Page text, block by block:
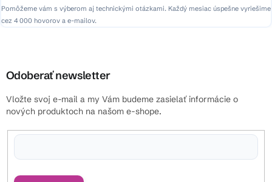
Pomôžeme vám s výberom aj technickými otázkami. Každý mesiac úspešne vyriešime
cez 4 000 hovorov a e-mailov.
Odoberať newsletter
Vložte svoj e-mail a my Vám budeme zasielať informácie o
nových produktoch na našom e-shope.